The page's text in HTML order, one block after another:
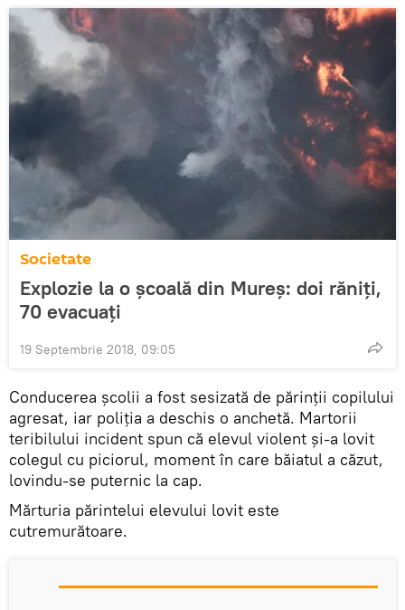
Societate
Explozie la o școală din Mureș: doi răniţi,
70 evacuaţi
19 Septembrie 2018, 09:05
Conducerea şcolii a fost sesizată de părinţii copilului
agresat, iar poliţia a deschis o anchetă. Martorii
teribilului incident spun că elevul violent şi-a lovit
colegul cu piciorul, moment în care băiatul a căzut,
lovindu-se puternic la cap.
Mărturia părintelui elevului lovit este
cutremurătoare.